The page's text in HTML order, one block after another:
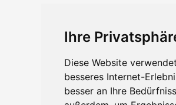
Ihre
Diese Website
besseres Internet-
besser an Ihre